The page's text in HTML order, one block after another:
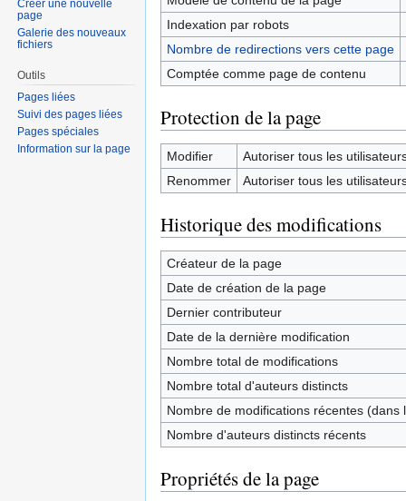
Indexation par robots
Nombre de redirections vers cette page
Comptée comme page de contenu
Protection de la page
Modifier
Autoriser tous les
Renommer
Autoriser tous les
Historique des modifications
Créateur de la page
Date de création de la page
Dernier contributeur
Date de la dernière modification
Nombre total de modifications
Nombre total d'auteurs distincts
Nombre de modifications récentes (dans
Nombre d'auteurs distincts récents
Propriétés de la page
Créer une nouvelle
page
Galerie des nouveaux
fichiers
Outils
Pages liées
Suivi des pages liées
Pages spéciales
Information sur la page